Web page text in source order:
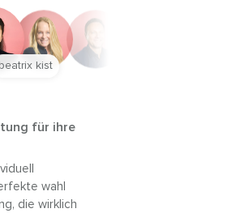
für ihre
wahl
die wirklich
kist